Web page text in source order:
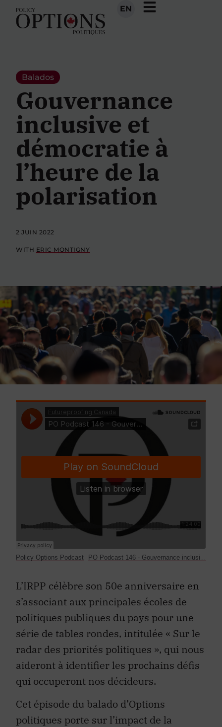
EN
Balados
Gouvernance
inclusive et
démocratie à
l’heure de la
polarisation
2 JUIN 2022
WITH ERIC MONTIGNY
Policy Options Podcast PO Podcast 146 - Gouvernance inclusive et démocratie à l’heure de la polarisation
L’IRPP célèbre son 50e anniversaire en
s’associant aux principales écoles de
politiques publiques du pays pour une
série de tables rondes, intitulée « Sur le
radar des priorités politiques », qui nous
aideront à identifier les prochains défis
qui occuperont nos décideurs.
Cet épisode du balado d’Options
politiques porte sur l’impact de la